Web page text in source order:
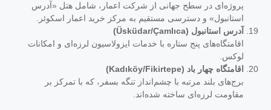
پروژه‌ای در سطح جهانی از شرکت اعمار، شامل هتل «آدرس
استانبول» و دسترسی مستقیم به مرکز خرید اعمار اسکوئر.
آدرس استانبول (Üsküdar/Çamlıca)
اقامتگاه‌های پنج ستاره با خدمات ایزولاسیون لرزه‌ای و امکانات
لوکس.
اقامتگاه چهار باد (Kadıköy/Fikirtepe)
برج‌های بلند مرتبه با چشم‌انداز تنگه بسفر، که با تمرکز بر
مقاومت لرزه‌ای ساخته شده‌اند.